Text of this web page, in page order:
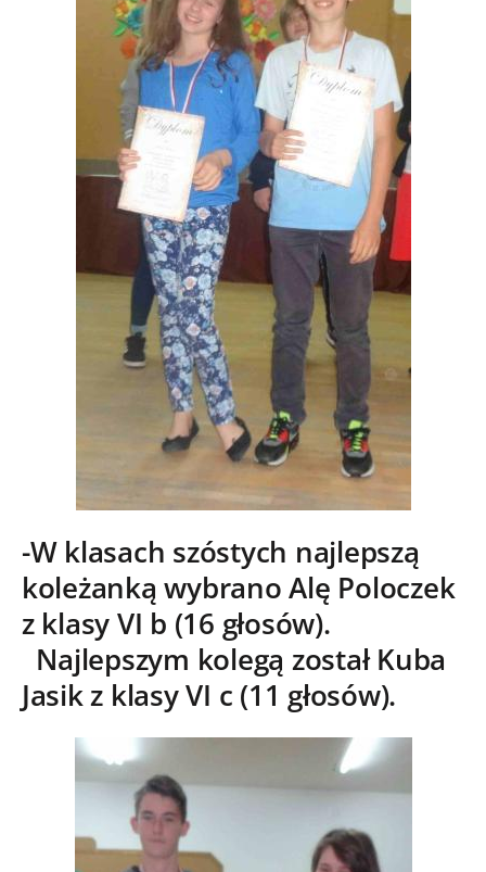
-W klasach szóstych najlepszą
koleżanką wybrano Alę Poloczek
z klasy VI b (16 głosów).
Najlepszym kolegą został Kuba
Jasik z klasy VI c (11 głosów).